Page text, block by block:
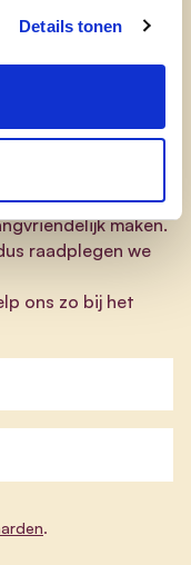
Details tonen
voetganger. Je te
dat het
maken.
raadplegen we
ons zo bij het
.